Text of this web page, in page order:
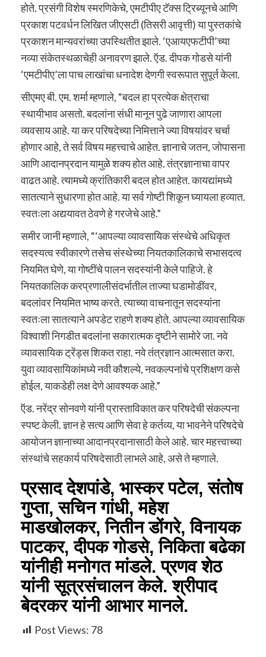
होते. प्रसंगी विशेष स्मरणिकेचे, एमटीपीए टॅक्स ट्रिब्यूनचे आणि
प्रकाश पटवर्धन लिखित जीएसटी (तिसरी आवृत्ती) या पुस्तकांचे
प्रकाशन मान्यवरांच्या उपस्थितीत झाले. ‘एआयएफटीपी’च्या
नव्या संकेतस्थळाचेही अनावरण झाले. ऍड. दीपक गोडसे यांनी
‘एमटीपीए’ला पाच लाखांचा धनादेश देणगी स्वरूपात सुपूर्त केला.
सीएमए बी. एम. शर्मा म्हणाले, “बदल हा प्रत्येक क्षेत्राचा
स्थायीभाव असतो. बदलांना संधी मानून पुढे जाणारा आपला
व्यवसाय आहे. या कर परिषदेच्या निमित्ताने ज्या विषयांवर चर्चा
होणार आहे, ते सर्व विषय महत्त्वाचे आहेत. ज्ञानाचे जतन, जोपासना
आणि आदानप्रदान यामुळे शक्य होत आहे. तंत्रज्ञानाचा वापर
वाढत आहे. त्यामध्ये क्रांतिकारी बदल होत आहेत. कायद्यांमध्ये
सातत्याने सुधारणा होत आहे. या सर्व गोष्टी शिकून घ्यायला हव्यात.
स्वतःला अद्ययावत ठेवणे हे गरजेचे आहे.”
समीर जानी म्हणाले, “‘आपल्या व्यावसायिक संस्थेचे अधिकृत
सदस्यत्व स्वीकारणे तसेच संस्थेच्या नियतकालिकाचे सभासदत्व
नियमित घेणे, या गोष्टींचे पालन सदस्यांनी केले पाहिजे. हे
नियतकालिक करप्रणालीसंदर्भातील ताज्या घडामोडींवर,
बदलांवर नियमित भाष्य करते. त्याच्या वाचनातून सदस्यांना
स्वतःला सातत्याने अपडेट राहणे शक्य होते. आपल्या व्यावसायिक
विश्वाशी निगडीत बदलांना सकारात्मक दृष्टीने सामोरे जा. नवे
व्यावसायिक ट्रेंड्स शिकत राहा. नवे तंत्रज्ञान आत्मसात करा.
युवा व्यावसायिकांमध्ये नवी कौशल्ये, नवकल्पनांचे प्रशिक्षण कसे
होईल, याकडेही लक्ष देणे आवश्यक आहे.”
ऍड. नरेंद्र सोनवणे यांनी प्रास्ताविकात कर परिषदेची संकल्पना
स्पष्ट केली. ज्ञान हे सत्य आणि सेवा हे कर्तव्य, या भावनेने परिषदेचे
आयोजन ज्ञानाच्या आदानप्रदानासाठी केले आहे. चार महत्त्वाच्या
संस्थांचे सहकार्य परिषदेसाठी लाभले आहे, असे ते म्हणाले.
प्रसाद देशपांडे, भास्कर पटेल, संतोष
गुप्ता, सचिन गांधी, महेश
माडखोलकर, नितीन डोंगरे, विनायक
पाटकर, दीपक गोडसे, निकिता बढेका
यांनीही मनोगत मांडले. प्रणव शेठ
यांनी सूत्रसंचालन केले. श्रीपाद
बेदरकर यांनी आभार मानले.
Post Views: 78